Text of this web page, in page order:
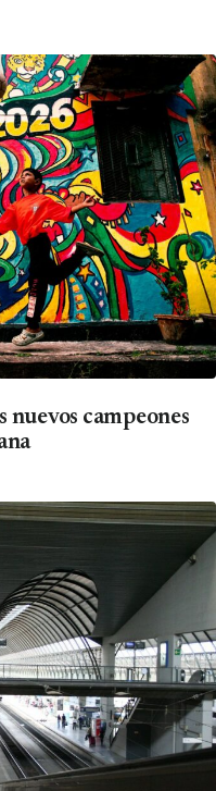
nuevos campeones